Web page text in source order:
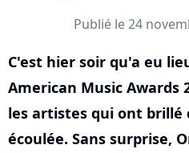
Publié le 24
C'est hier soir qu'a eu
American Music Awards
les artistes qui ont brillé
écoulée. Sans surprise,